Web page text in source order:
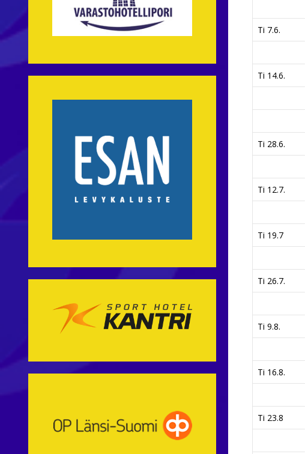
Ti 7.6.
Ti 14.6.
Ti 28.6.
Ti 12.7.
Ti 19.7
Ti 26.7.
Ti 9.8.
Ti 16.8.
Ti 23.8